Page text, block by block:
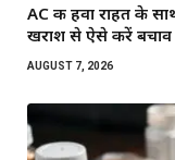
AC की हवा राहत के
खराश से ऐसे करें बचाव
AUGUST 7, 2026